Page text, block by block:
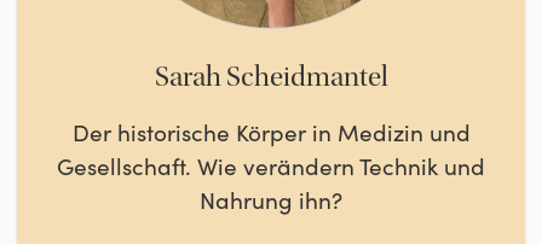
Sarah Scheidmantel
Der historische Körper in Medizin und
Gesellschaft. Wie verändern Technik und
Nahrung ihn?